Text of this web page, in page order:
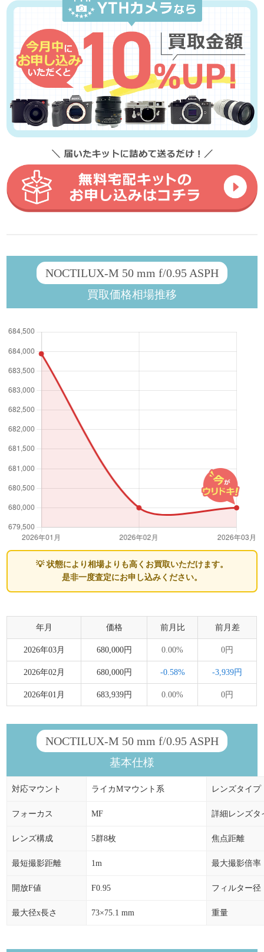
NOCTILUX-M 50 mm f/0.95 ASPH
買取価格相場推移
💡 状態により相場よりも高くお買取いただけます。
是非一度査定にお申し込みください。
年月 価格 前月比 前月差
2026年03月 680,000円 0.00% 0円
2026年02月 680,000円 -0.58% -3,939円
2026年01月 683,939円 0.00% 0円
NOCTILUX-M 50 mm f/0.95 ASPH
基本仕様
対応マウント ライカMマウント系 レンズタイプ
フォーカス MF 詳細レンズタ
レンズ構成 5群8枚 焦点距離
最短撮影距離 1m 最大撮影倍率
開放F値 F0.95 フィルター径
最大径x長さ 73×75.1 mm 重量